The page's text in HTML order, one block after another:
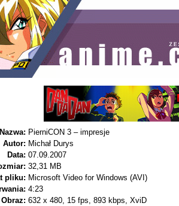
Nazwa: PierniCON 3 – impresje
Autor: Michał Durys
Data: 07.09.2007
32,31 MB
pliku: Microsoft Video for Windows (AVI)
4:23
Obraz: 632 x 480, 15 fps, 893 kbps, XviD